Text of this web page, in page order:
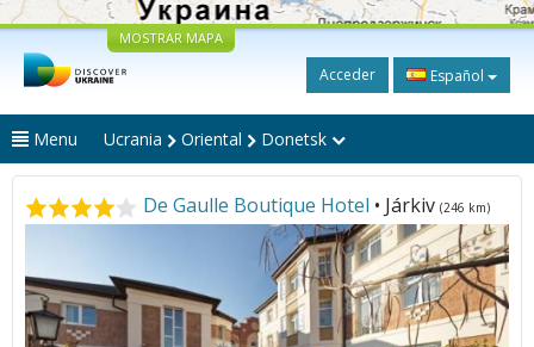
MOSTRAR MAPA
Acceder Español
Menu Ucrania Oriental Donetsk
De Gaulle Boutique Hotel • Járkiv (246 km)